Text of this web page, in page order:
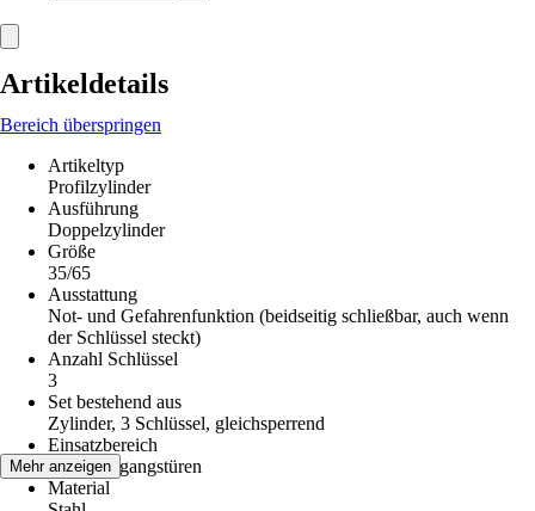
Artikeldetails
Bereich überspringen
Artikeltyp
Profilzylinder
Ausführung
Doppelzylinder
Größe
35/65
Ausstattung
Not- und Gefahrenfunktion (beidseitig schließbar, auch wenn
der Schlüssel steckt)
Anzahl Schlüssel
3
Set bestehend aus
Zylinder, 3 Schlüssel, gleichsperrend
Einsatzbereich
Haus-Eingangstüren
Material
Mehr anzeigen